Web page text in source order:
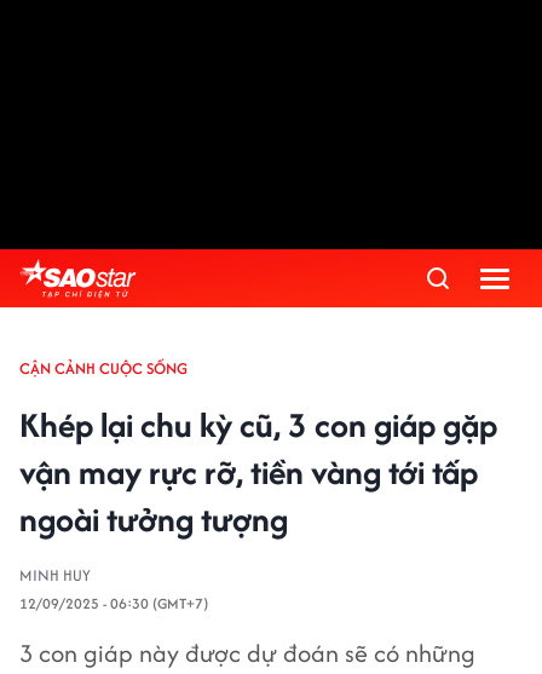
CẬN CẢNH CUỘC SỐNG
Khép lại chu kỳ cũ, 3 con giáp gặp
vận may rực rỡ, tiền vàng tới tấp
ngoài tưởng tượng
MINH HUY
12/09/2025 - 06:30 (GMT+7)
3 con giáp này được dự đoán sẽ có những